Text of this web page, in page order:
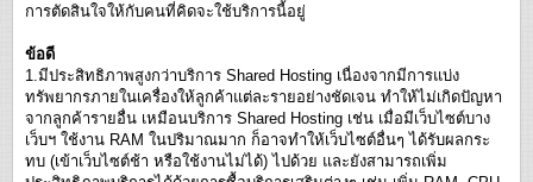
การตัดสินใจให้กับคนที่คิดจะใช้บริการนี้อยู่
ข้อดี
1.มีประสิทธิภาพสูงกว่าบริการ Shared Hosting เนื่องจากมีการแบ่ง
ทรัพยากรภายในเครื่องให้ลูกค้าแต่ละรายอย่างชัดเจน ทำให้ไม่เกิดปัญหา
จากลูกค้ารายอื่น เหมือนบริการ Shared Hosting เช่น เมื่อมีเว็บไซต์บาง
เว็บฯ ใช้งาน RAM ในปริมาณมาก ก็อาจทำให้เว็บไซต์อื่นๆ ได้รับผลกระ
ทบ (เข้าเว็บไซต์ช้า หรือใช้งานไม่ได้) ไปด้วย และยังสามารถเพิ่ม